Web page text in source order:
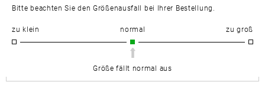
Bitte beachten Sie den Größenausfall bei Ihrer Bestellung.
zu klein normal zu groß
Größe fällt normal aus